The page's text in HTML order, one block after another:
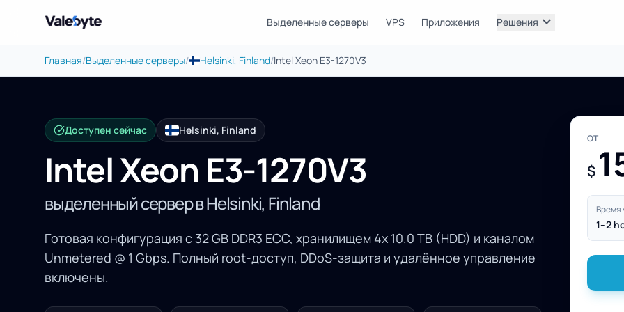
Valebyte Выделенные серверы VPS Приложения Решения expand_more
Главная/Выделенные серверы/ Helsinki, Finland/Intel Xeon E3-1270V3
Доступен сейчас Helsinki, Finland
Intel Xeon E3-1270V3
выделенный сервер в Helsinki, Finland
Готовая конфигурация с 32 GB DDR3 ECC, хранилищем 4x 10.0 TB (HDD) и каналом
Unmetered @ 1 Gbps. Полный root-доступ, DDoS-защита и удалённое управление
включены.
ОТ
$
Время
1–2